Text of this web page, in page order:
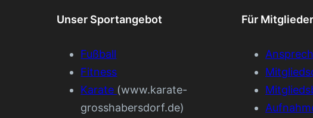
Unser Sportangebot
Fußball
Fitness
Karate (www.karate-
grosshabersdorf.de)
Für Mitglieder